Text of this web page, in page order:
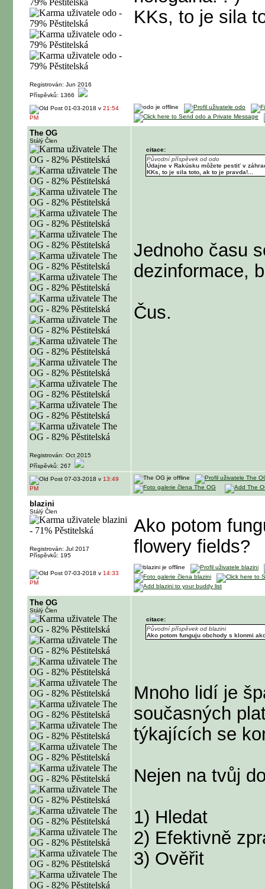
Registrován: Jun 2016
Příspěvků: 1366
KKs, to je sila
01-03-2018 v 21:54
PM
The OG
Stálý Člen
Registrován: Oct 2015
Příspěvků: 267
citace:
Původní příspěvek od odo
Údajne v Rakúsku môžete pestiť v
KKs, to je sila toto, ak to je pravda!...
Jednoho času
dezinformace,
Čus.
07-03-2018 v 13:49
PM
blazini
Stálý Člen
Registrován: Jul 2017
Příspěvků: 195
Ako potom
flowery fields?
07-03-2018 v 14:33
PM
The OG
Stálý Člen
citace:
Původní příspěvek od blazini
Ako potom funguju obchody s klonmi
Mnoho lidí je
současných
týkajících se
Nejen na tvůj
1) Hledat
2) Efektivně
3) Ověřit